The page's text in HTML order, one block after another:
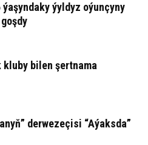
ýaşyndaky ýyldyz oýunçyny
kluby bilen şertnama
derwezeçisi “Aýaksda”